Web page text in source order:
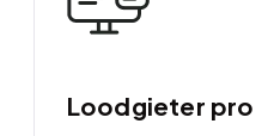
Loodgieter pro